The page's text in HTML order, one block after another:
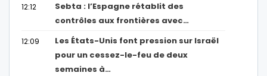
12:12
Sebta : l’Espagne rétablit des
contrôles aux frontières avec…
12:09
Les États-Unis font pression sur Israël
pour un cessez-le-feu de deux
semaines à…